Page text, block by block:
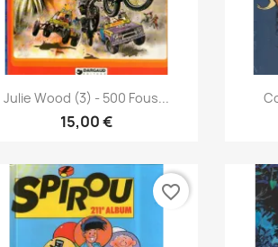
Anteprima
Julie Wood (3) - 500 Fous...
15,00 €
favorite_border